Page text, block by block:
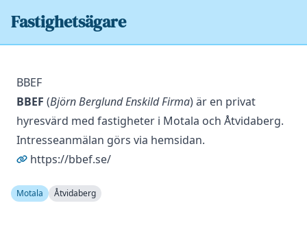
Fastighetsägare
BBEF
BBEF (Björn Berglund Enskild Firma) är en privat
hyresvärd med fastigheter i Motala och Åtvidaberg.
Intresseanmälan görs via hemsidan.
https://bbef.se/
Motala Åtvidaberg